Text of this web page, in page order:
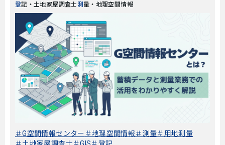
登記・土地家屋調査士 測量・地理空間情報
G空間情報センター 地理空間情報 測量
用地測量